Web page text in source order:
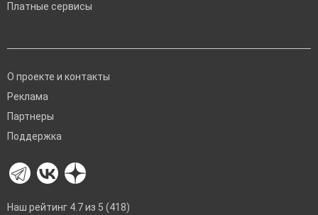
Платные сервисы
О проекте и контакты
Реклама
Партнеры
Поддержка
Наш рейтинг 4.7 из 5 (418)